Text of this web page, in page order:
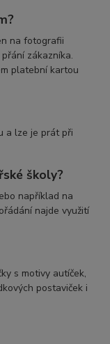
na fotografii
zákazníka.
platební kartou
a lze je prát při
školy?
například na
najde využití
s motivy autíček,
postaviček i